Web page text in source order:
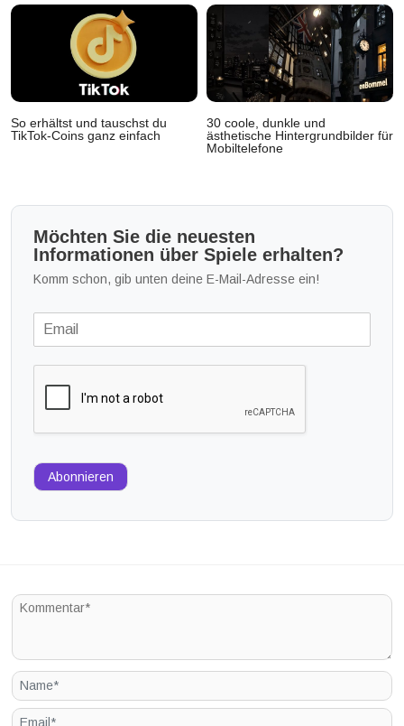
So erhältst und tauschst du
TikTok-Coins ganz einfach
30 coole, dunkle und
ästhetische Hintergrundbilder für
Mobiltelefone
Möchten Sie die neuesten
Informationen über Spiele erhalten?
Komm schon, gib unten deine E-Mail-Adresse ein!
Abonnieren